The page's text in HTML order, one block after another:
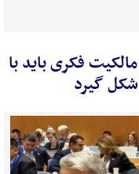
فکری باید با
گیرد